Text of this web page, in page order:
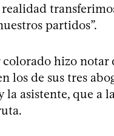
partidos”.
colorado hizo notar
los de sus tres
la asistente, que a